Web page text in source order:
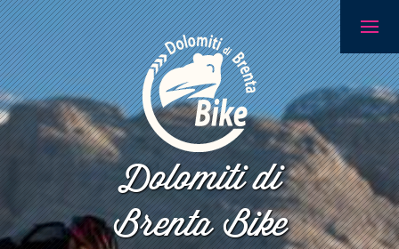
Dolomiti di
Brenta Bike